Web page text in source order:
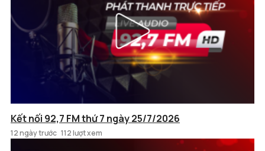
Kết nối 92,7 FM thứ 7 ngày 25/7/2026
12 ngày trước 112 lượt xem